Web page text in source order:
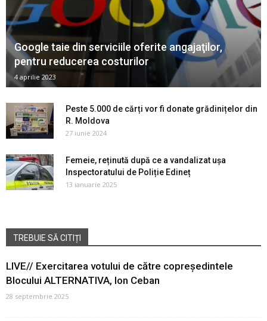
Google taie din serviciile oferite angajaţilor,
pentru reducerea costurilor
4 aprilie 2023
Peste 5.000 de cărți vor fi donate grădinițelor din
R. Moldova
27 iunie 2024
Femeie, reținută după ce a vandalizat ușa
Inspectoratului de Poliție Edineț
13 ianuarie 2025
TREBUIE SĂ CITIȚI
LIVE// Exercitarea votului de către copreședintele
Blocului ALTERNATIVA, Ion Ceban
28 septembrie 2025